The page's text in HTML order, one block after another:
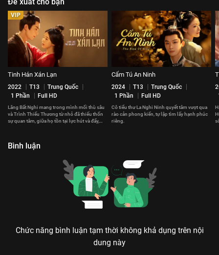
VIP
Tinh Hán Xán Lạn
2022 T13
Trung Quốc
1 Phần
Full HD
Lăng Bất Nghi mang trong mình mối thù sâu
và Trình Thiếu Thương từ nhỏ đã thiếu thốn
sự quan tâm, giữa họ tồn tại lực hút và đẩy,
Cẩm Tú An Ninh
2024 T13
Trung Quốc
1 Phần
Full HD
Cô tiểu thư La Nghi Ninh quyết tâm vượt qua
rào cản phong kiến, tự lập tìm lấy hạnh phúc
riêng.
Bình luận
Chức năng bình luận tạm thời không khả dụng trên nội
dung này